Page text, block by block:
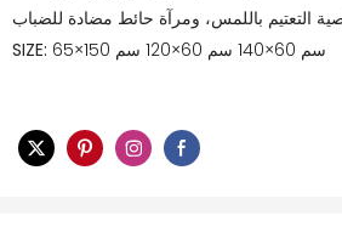
التعتيم باللمس، ومرآة حائط مضادة للضباب
SIZE:
65×150 سم 60×140 سم 60×120 سم